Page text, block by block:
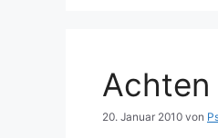
Achten
20. Januar 2010 von